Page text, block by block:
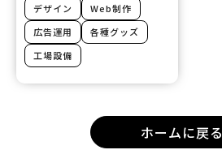
デザイン
Web制作
広告運用
各種グッズ
工場設備
ホームに戻る